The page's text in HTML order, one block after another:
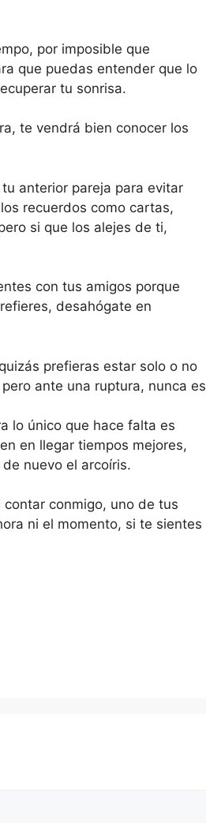
por imposible que
que puedas entender que lo
tu sonrisa.
te vendrá bien conocer los
anterior pareja para evitar
recuerdos como cartas,
si que los alejes de ti,
con tus amigos porque
desahógate en
prefieras estar solo o no
ante una ruptura, nunca es
lo único que hace falta es
en llegar tiempos mejores,
nuevo el arcoíris.
conmigo, uno de tus
ni el momento, si te sientes